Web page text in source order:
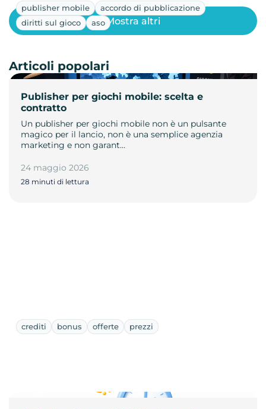
publisher mobile
accordo di pubblicazione
diritti sul gioco
aso
Publisher per giochi mobile: scelta e
contratto
Un publisher per giochi mobile non è un pulsante
magico per il lancio, non è una semplice agenzia
marketing e non garant…
24 maggio 2026
28 minuti di lettura
Mostra altri
Articoli popolari
crediti bonus offerte prezzi